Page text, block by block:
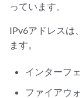
っています。
IPv6アドレスは
ます。
インターフ
ファイアウ